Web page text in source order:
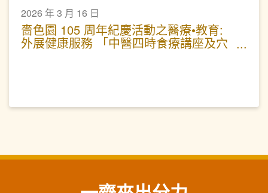
2026 年 3 月 16 日
嗇色園 105 周年紀慶活動之醫療•教育:
外展健康服務 「中醫四時食療講座及穴